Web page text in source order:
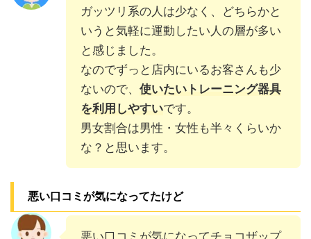
ガッツリ系の人は少なく、どちらかと
いうと気軽に運動したい人の層が多い
と感じました。
なのでずっと店内にいるお客さんも少
ないので、 使いたいトレーニング器具
を利用しやすいです。
男女割合は男性・女性も半々くらいか
な？と思います。
悪い口コミが気になってたけど